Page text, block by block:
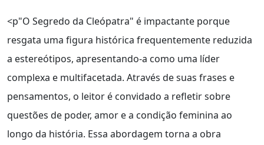
<p"O Segredo da Cleópatra" é impactante porque
resgata uma figura histórica frequentemente reduzida
a estereótipos, apresentando-a como uma líder
complexa e multifacetada. Através de suas frases e
pensamentos, o leitor é convidado a refletir sobre
questões de poder, amor e a condição feminina ao
longo da história. Essa abordagem torna a obra